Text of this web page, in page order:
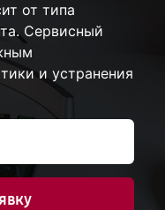
от типа
Сервисный
и устранения